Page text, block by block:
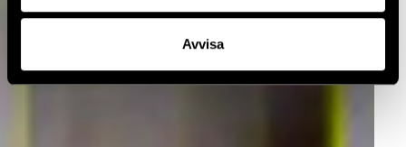
Avvisa